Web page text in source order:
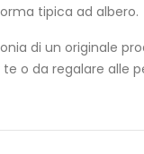
tipica ad albero.
di un originale
o da regalare alle